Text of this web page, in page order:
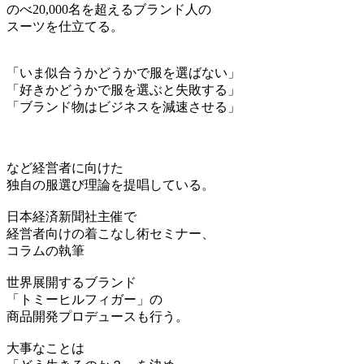
のべ20,000名を超えるブランド人の
スーツを仕立てる。
「いま似合うかどうかで服を選ばない」
「好きかどうかで服を選ぶと失敗する」
「ブランド物はビジネスを減速させる」
など経営者に向けた
独自の服選び理論を提唱している。
日本経済新聞社主催で
経営者向けの着こなし術セミナー、
コラムの執筆
世界展開するブランド
「トミーヒルフィガー」の
商品開発プロデュースも行う。
大事なことは